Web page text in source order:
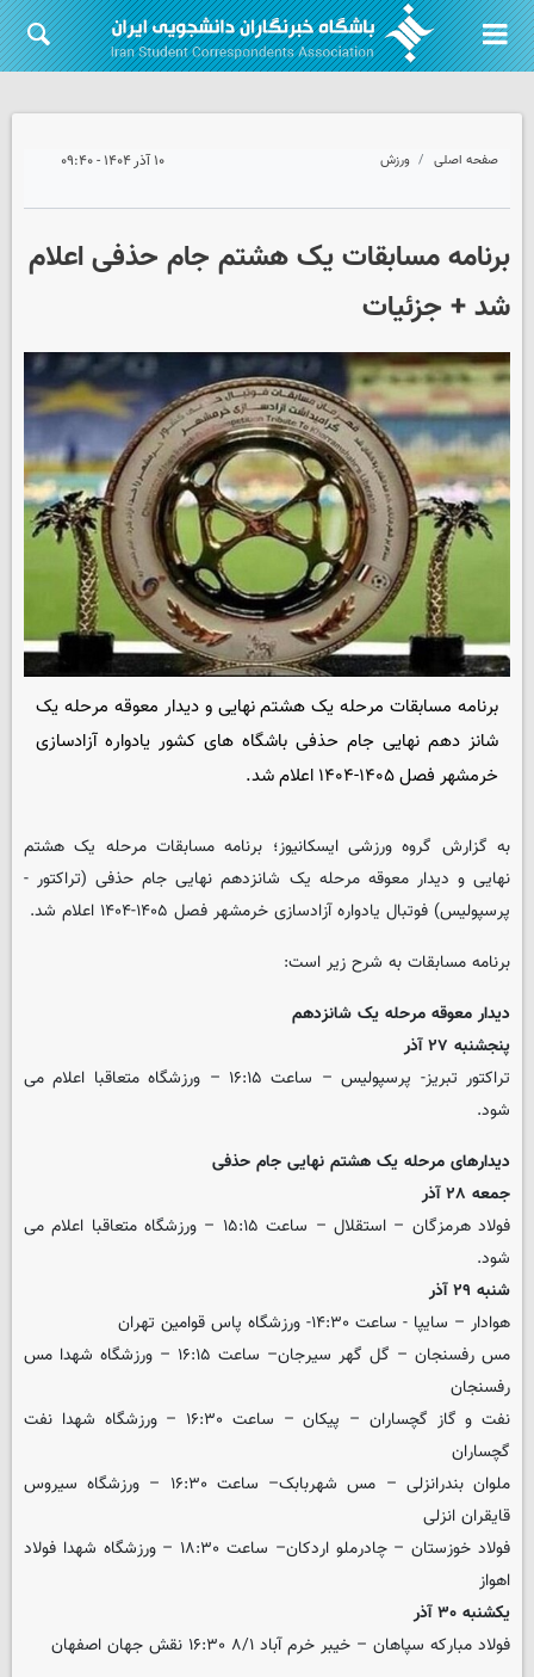
صفحه اصلی ورزش ۱۰ آذر ۱۴۰۴ - ۰۹:۴۰
برنامه مسابقات یک‌ هشتم جام حذفی اعلام
شد + جزئیات
برنامه مسابقات مرحله یک هشتم نهایی و دیدار معوقه مرحله یک
شانز دهم نهایی جام حذفی باشگاه های کشور یادواره آزادسازی
خرمشهر فصل ۱۴۰۵-۱۴۰۴ اعلام شد.
به گزارش گروه ورزشیایسکانیوز؛ برنامه مسابقات مرحله یک هشتم
نهایی و دیدار معوقه مرحله یک شانزدهم نهایی جام حذفی (تراکتور -
پرسپولیس) فوتبال یادواره آزادسازی خرمشهر فصل ۱۴۰۵-۱۴۰۴ اعلام شد.
برنامه مسابقات به شرح زیر است:
دیدار معوقه مرحله یک شانزدهم
پنجشنبه ۲۷ آذر
تراکتور تبریز- پرسپولیس – ساعت ۱۶:۱۵ – ورزشگاه متعاقبا اعلام می
شود.
دیدارهای مرحله یک هشتم نهایی جام حذفی
جمعه ۲۸ آذر
فولاد هرمزگان – استقلال – ساعت ۱۵:۱۵ – ورزشگاه متعاقبا اعلام می
شود.
شنبه ۲۹ آذر
هوادار – سایپا - ساعت ۱۴:۳۰- ورزشگاه پاس قوامین تهران
مس رفسنجان – گل گهر سیرجان– ساعت ۱۶:۱۵ – ورزشگاه شهدا مس
رفسنجان
نفت و گاز گچساران – پیکان – ساعت ۱۶:۳۰ – ورزشگاه شهدا نفت
گچساران
ملوان بندرانزلی – مس شهربابک– ساعت ۱۶:۳۰ – ورزشگاه سیروس
قایقران انزلی
فولاد خوزستان – چادرملو اردکان– ساعت ۱۸:۳۰ – ورزشگاه شهدا فولاد
اهواز
یکشنبه ۳۰ آذر
فولاد مبارکه سپاهان – خیبر خرم آباد ۸/۱ ۱۶:۳۰ نقش جهان اصفهان